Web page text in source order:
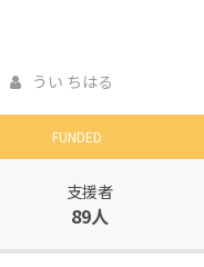
うい ちはる
FUNDED
支援者
89人